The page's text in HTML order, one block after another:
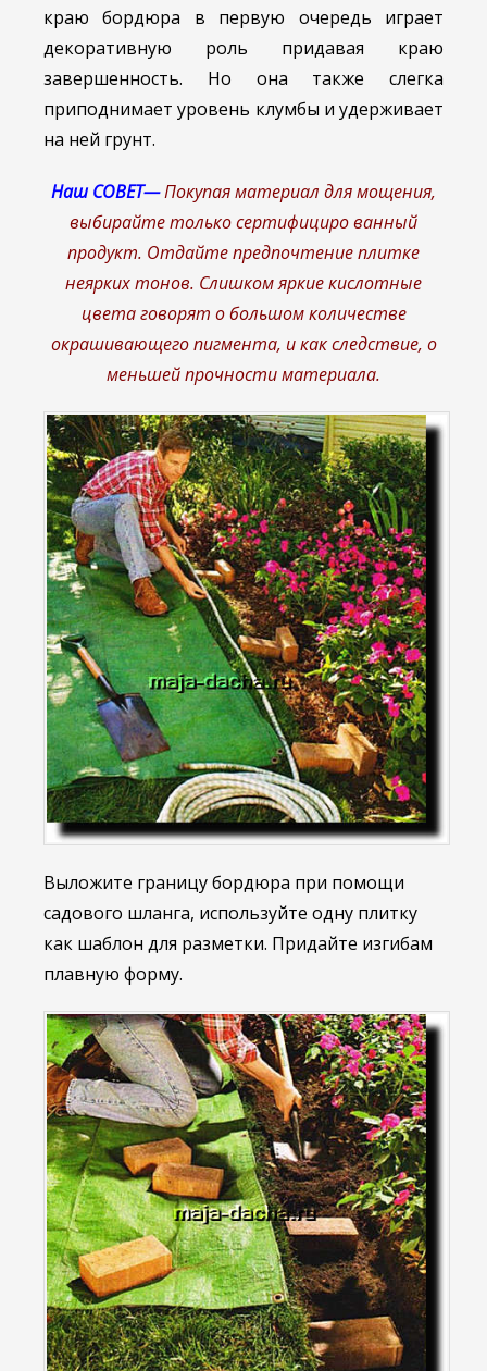
краю бордюра в первую очередь играет
декоративную роль придавая краю
завершенность. Но она также слегка
приподнимает уровень клумбы и удерживает
на ней грунт.
Наш СОВЕТ—Покупая материал для мощения,
выбирайте только сертифициро ванный
продукт. Отдайте предпочтение плитке
неярких тонов. Слишком яркие кислотные
цвета говорят о большом количестве
окрашивающего пигмента, и как следствие, о
меньшей прочности материала.
Выложите границу бордюра при помощи
садового шланга, используйте одну плитку
как шаблон для разметки. Придайте изгибам
плавную форму.